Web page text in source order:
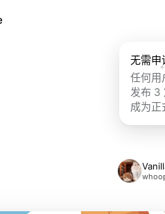
无需申
任何用
发布 3
成为正